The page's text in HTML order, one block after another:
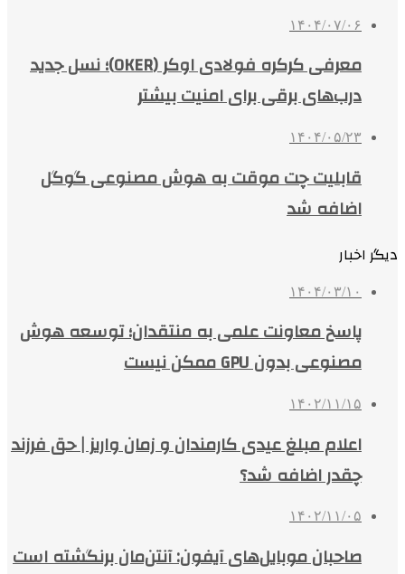
۱۴۰۴/۰۷/۰۶
معرفی کرکره فولادی اوکر (OKER)؛ نسل جدید
درب‌های برقی برای امنیت بیشتر
۱۴۰۴/۰۵/۲۳
قابلیت چت موقت به هوش مصنوعی گوگل
اضافه شد
دیگر اخبار
۱۴۰۴/۰۳/۱۰
پاسخ معاونت علمی به منتقدان؛ توسعه هوش
مصنوعی بدون GPU ممکن نیست
۱۴۰۲/۱۱/۱۵
اعلام مبلغ عیدی کارمندان و زمان واریز | حق فرزند
چقدر اضافه شد؟
۱۴۰۲/۱۱/۰۵
صاحبان موبایل‌های آیفون: آنتن‌مان برنگشته است